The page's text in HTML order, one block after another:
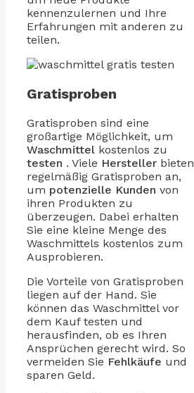
kennenzulernen und Ihre
Erfahrungen mit anderen zu
teilen.
Gratisproben
Gratisproben sind eine
großartige Möglichkeit, um
Waschmittel kostenlos zu
testen . Viele Hersteller bieten
regelmäßig Gratisproben an,
um potenzielle Kunden von
ihren Produkten zu
überzeugen. Dabei erhalten
Sie eine kleine Menge des
Waschmittels kostenlos zum
Ausprobieren.
Die Vorteile von Gratisproben
liegen auf der Hand. Sie
können das Waschmittel vor
dem Kauf testen und
herausfinden, ob es Ihren
Ansprüchen gerecht wird. So
vermeiden Sie Fehlkäufe und
sparen Geld.